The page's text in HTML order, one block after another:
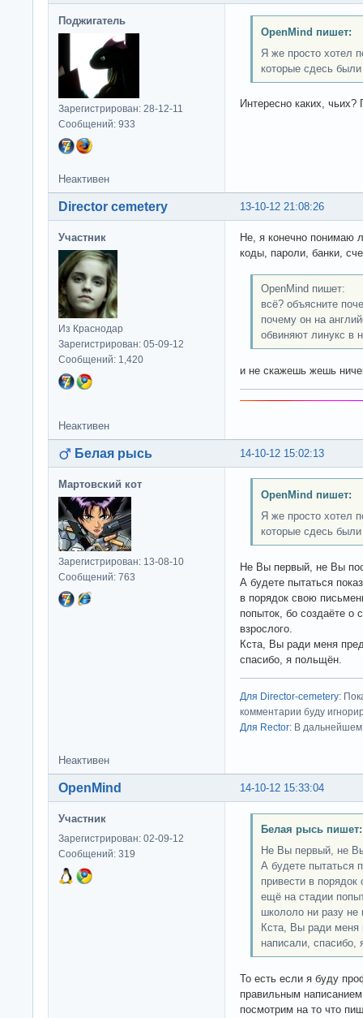
Поджигатель
Зарегистрирован: 28-12-11
Сообщений: 933
OpenMind пишет:
Я же просто хотел
которые сдесь
Интересно каких, чьих?
Неактивен
13-10-12 21:08:26
Director cemetery
Участник
Из Краснодар
Зарегистрирован: 05-09-12
Сообщений: 1,420
Не, я конечно понимаю
коды, пароли, банки,
OpenMind пишет:
всё? объясните
почему он на
обвиняют линукс в
и не скажешь жешь
Неактивен
14-10-12 15:02:13
Белая рысь
Мартовский кот
Зарегистрирован: 13-08-10
Сообщений: 763
OpenMind пишет:
Я же просто хотел
которые сдесь
Не Вы первый, не Вы
А будете пытаться
в порядок свою
попыток, бо создаёте о
взрослого.
Кста, Вы ради меня
спасибо, я польщён.
Для Director-cemetery:
комментарии буду
Для Rector: В дальнейшем
Неактивен
14-10-12 15:33:04
OpenMind
Участник
Зарегистрирован: 02-09-12
Сообщений: 319
Белая рысь пишет:
Не Вы первый, не
А будете пытаться
привести в
ещё на стадии
школоло ни разу не
Кста, Вы ради меня
написали, спасибо,
То есть если я буду
правильным
посмотрим на то что